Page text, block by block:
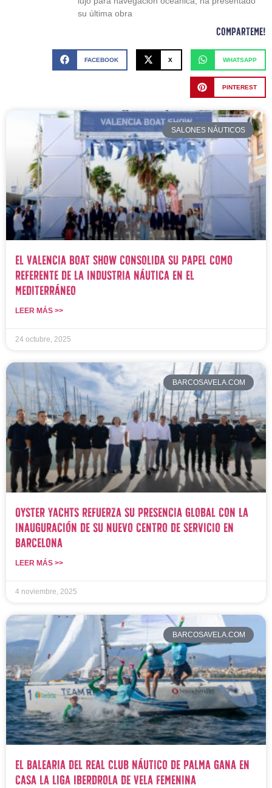
Comparteme!
FACEBOOK X WHATSAPP
PINTEREST
SALONES NÁUTICOS
El Valencia Boat Show consolida su papel como
referente de la industria náutica en el
Mediterráneo
LEER MÁS >>
24 octubre, 2025
BARCOSAVELA.COM
Oyster Yachts refuerza su presencia global con la
inauguración de su nuevo centro de servicio en
Barcelona
LEER MÁS >>
4 noviembre, 2025
BARCOSAVELA.COM
El Balearia del Real Club Náutico de Palma gana en
casa la Liga Iberdrola de Vela Femenina
su última obra